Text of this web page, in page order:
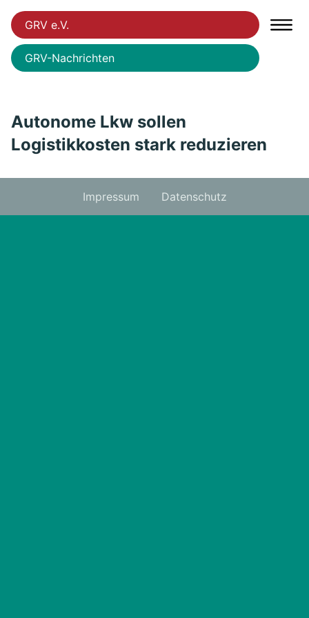
GRV e.V.
GRV-Nachrichten
Autonome Lkw sollen
Logistikkosten stark reduzieren
Impressum Datenschutz